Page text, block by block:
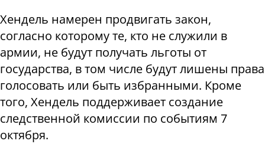
Хендель намерен продвигать закон,
согласно которому те, кто не служили в
армии, не будут получать льготы от
государства, в том числе будут лишены права
голосовать или быть избранными. Кроме
того, Хендель поддерживает создание
следственной комиссии по событиям 7
октября.